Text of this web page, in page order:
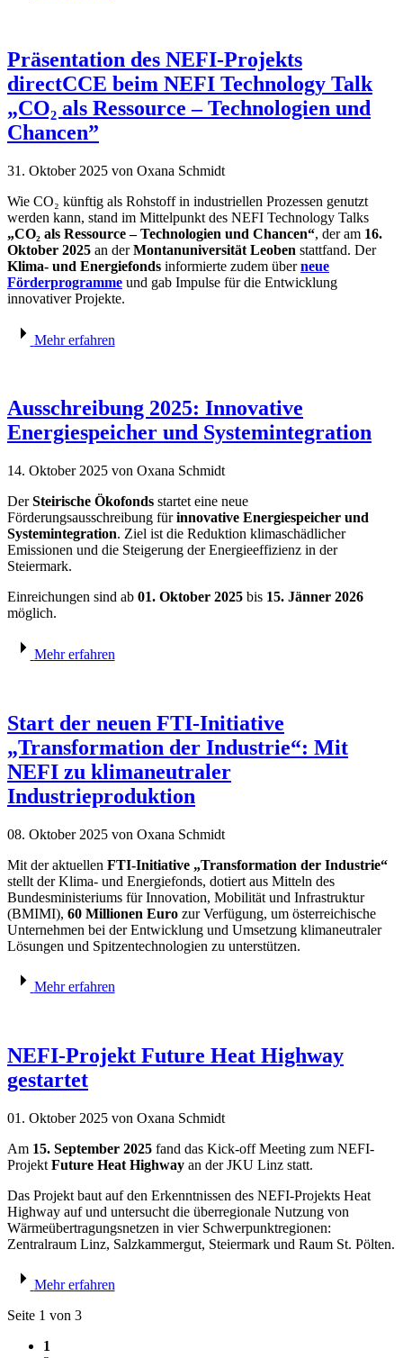
Präsentation des NEFI-Projekts
directCCE beim NEFI Technology Talk
„CO₂ als Ressource – Technologien und
Chancen”
31. Oktober 2025 von Oxana Schmidt
Wie CO₂ künftig als Rohstoff in industriellen Prozessen genutzt
werden kann, stand im Mittelpunkt des NEFI Technology Talks
„CO₂ als Ressource – Technologien und Chancen“, der am 16.
Oktober 2025 an derMontanuniversität Leoben stattfand. Der
Klima- und Energiefonds informierte zudem überneue
Förderprogramme und gab Impulse für die Entwicklung
innovativer Projekte.
Mehr erfahren
Ausschreibung 2025: Innovative
Energiespeicher und Systemintegration
14. Oktober 2025 von Oxana Schmidt
DerSteirische Ökofonds startet eine neue
Förderungsausschreibung fürinnovative Energiespeicher und
Systemintegration. Ziel ist die Reduktion klimaschädlicher
Emissionen und die Steigerung der Energieeffizienz in der
Steiermark.
Einreichungen sind ab 01. Oktober 2025 bis 15. Jänner 2026
möglich.
Mehr erfahren
Start der neuen FTI-Initiative
„Transformation der Industrie“: Mit
NEFI zu klimaneutraler
Industrieproduktion
08. Oktober 2025 von Oxana Schmidt
Mit der aktuellen FTI-Initiative „Transformation der Industrie“
stellt der Klima- und Energiefonds, dotiert aus Mitteln des
Bundesministeriums für Innovation, Mobilität und Infrastruktur
(BMIMI), 60 Millionen Euro zur Verfügung, um österreichische
Unternehmen bei der Entwicklung und Umsetzung klimaneutraler
Lösungen und Spitzentechnologien zu unterstützen.
Mehr erfahren
NEFI-Projekt Future Heat Highway
gestartet
01. Oktober 2025 von Oxana Schmidt
Am 15. September 2025 fand das Kick-off Meeting zum NEFI-
Projekt Future Heat Highway an der JKU Linz statt.
Das Projekt baut auf den Erkenntnissen des NEFI-Projekts Heat
Highway auf und untersucht die überregionale Nutzung von
Wärmeübertragungsnetzen in vier Schwerpunktregionen:
Zentralraum Linz, Salzkammergut, Steiermark und Raum St. Pölten.
Mehr erfahren
Seite 1 von 3
1